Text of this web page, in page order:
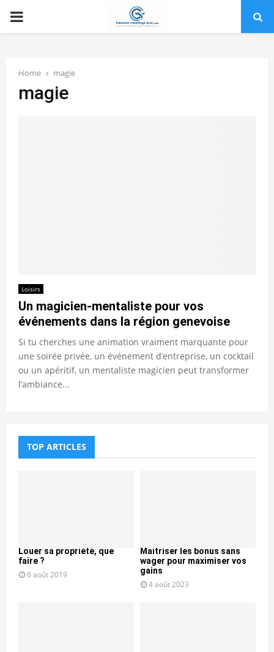
PRIMARY
Home magie
magie
Loisirs
Un magicien-mentaliste pour vos
événements dans la région genevoise
Si tu cherches une animation vraiment marquante pour
une soirée privée, un événement d’entreprise, un cocktail
ou un apéritif, un mentaliste magicien peut transformer
l’ambiance...
TOP ARTICLES
Louer sa propriété, que
faire ?
6 août 2019
Maitriser les bonus sans
wager pour maximiser vos
gains
4 août 2023